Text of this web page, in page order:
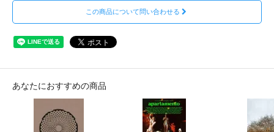
この商品について問い合わせる
あなたにおすすめの商品